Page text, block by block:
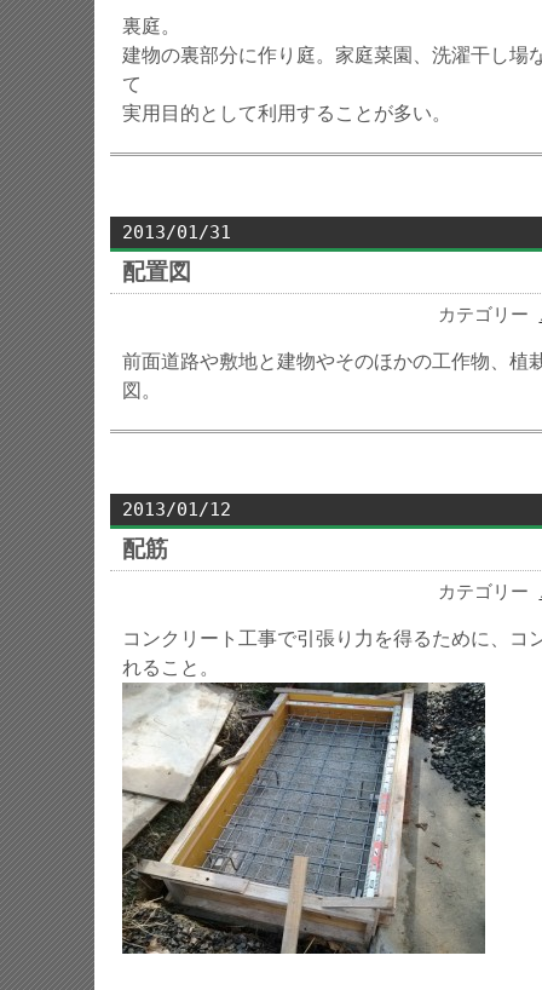
裏庭。
建物の裏部分に作り庭。家庭菜園、洗濯干し場
て
実用目的として利用することが多い。
2013/01/31
配置図
カテゴリー
前面道路や敷地と建物やそのほかの工作物、植
図。
2013/01/12
配筋
カテゴリー
コンクリート工事で引張り力を得るために、コ
れること。